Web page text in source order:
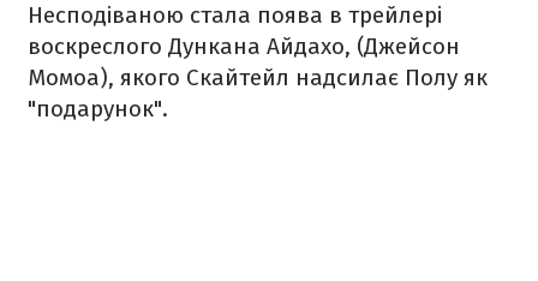
Несподіваною стала поява в трейлері
воскреслого Дункана Айдахо, (Джейсон
Момоа), якого Скайтейл надсилає Полу як
"подарунок".